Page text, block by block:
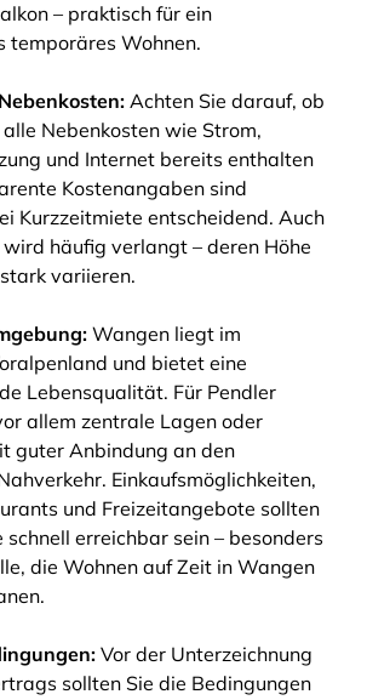
– praktisch für ein
temporäres Wohnen.
Achten Sie darauf, ob
Nebenkosten wie Strom,
und Internet bereits enthalten
Kostenangaben sind
Kurzzeitmiete entscheidend. Auch
häufig verlangt – deren Höhe
variieren.
Wangen liegt im
und bietet eine
Lebensqualität. Für Pendler
allem zentrale Lagen oder
guter Anbindung an den
Einkaufsmöglichkeiten,
und Freizeitangebote sollten
erreichbar sein – besonders
die Wohnen auf Zeit in Wangen
Vor der Unterzeichnung
sollten Sie die Bedingungen